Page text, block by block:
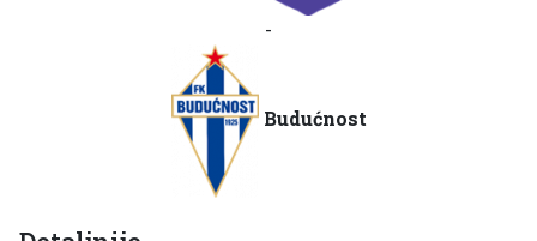
-
Budućnost